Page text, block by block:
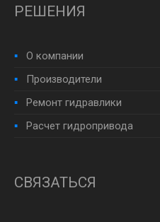
РЕШЕНИЯ
О компании
Производители
Ремонт гидравлики
Расчет гидропривода
СВЯЗАТЬСЯ